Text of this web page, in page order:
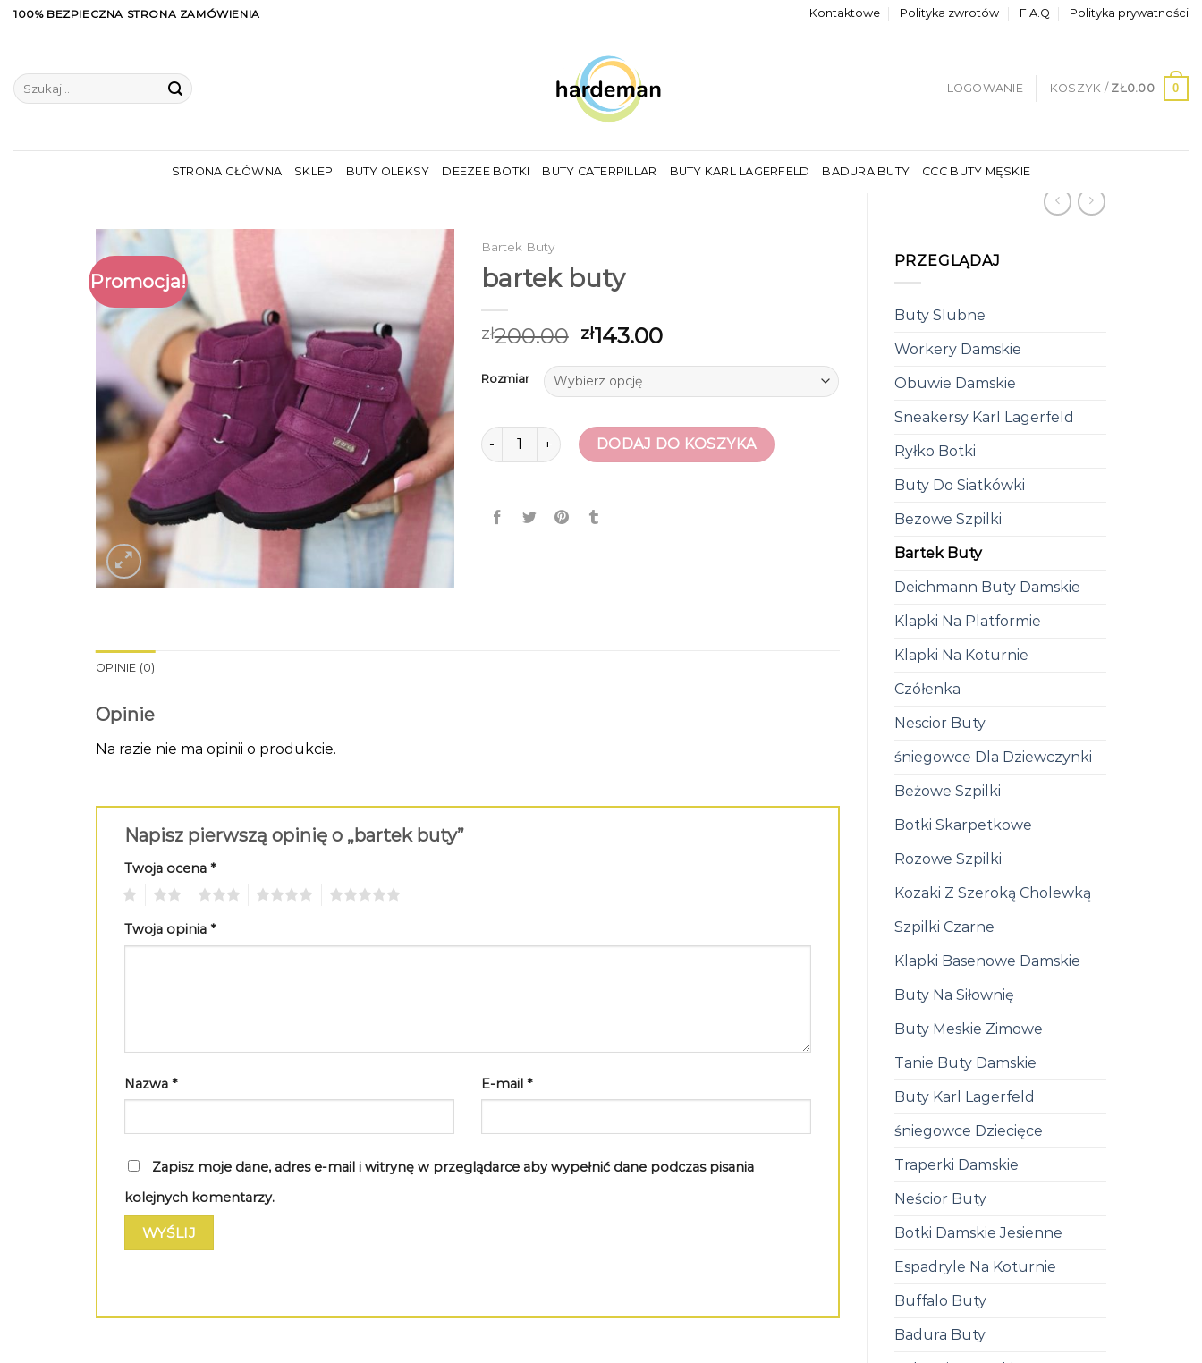
Skip100% BEZPIECZNA STRONA ZAMÓWIENIA Kontaktowe Polityka zwrotów F.A.Q Polityka prywatności
Szukaj:
LOGOWANIE KOSZYK / ZŁ0.00 0
STRONA GŁÓWNA SKLEP BUTY OLEKSY DEEZEE BOTKI BUTY CATERPILLAR BUTY KARL LAGERFELD BADURA BUTY CCC BUTY MĘSKIE
PRZEGLĄDAJ
Buty Slubne
Workery Damskie
Obuwie Damskie
Sneakersy Karl Lagerfeld
Ryłko Botki
Buty Do Siatkówki
Bezowe Szpilki
Bartek Buty
Deichmann Buty Damskie
Klapki Na Platformie
Klapki Na Koturnie
Czółenka
Nescior Buty
śniegowce Dla Dziewczynki
Beżowe Szpilki
Botki Skarpetkowe
Rozowe Szpilki
Kozaki Z Szeroką Cholewką
Szpilki Czarne
Klapki Basenowe Damskie
Buty Na Siłownię
Buty Meskie Zimowe
Tanie Buty Damskie
Buty Karl Lagerfeld
śniegowce Dziecięce
Traperki Damskie
Neścior Buty
Botki Damskie Jesienne
Espadryle Na Koturnie
Buffalo Buty
Badura Buty
Promocja!
Bartek Buty
bartek buty
zł200.00 zł143.00
Rozmiar
ilość bartek buty DODAJ DO KOSZYKA
OPINIE (0)
Opinie
Na razie nie ma opinii o produkcie.
Napisz pierwszą opinię o „bartek buty”
Twoja ocena *
Twoja opinia *
Nazwa * E-mail *
Zapisz moje dane, adres e-mail i witrynę w przeglądarce aby wypełnić dane podczas pisania
kolejnych komentarzy.